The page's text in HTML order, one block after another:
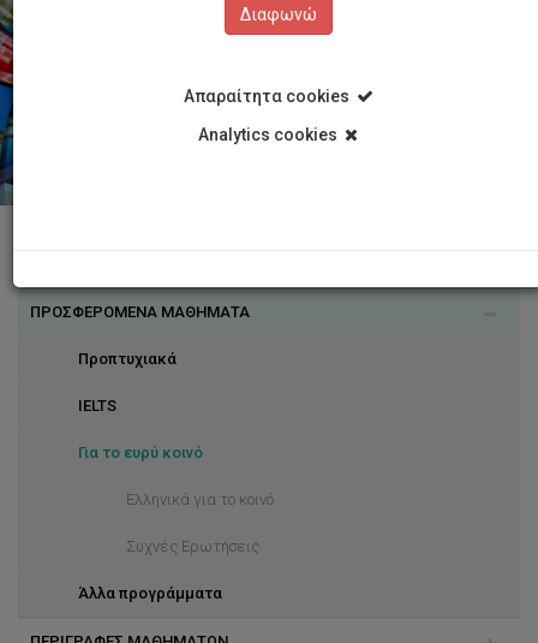
Γλωσσική Πολιτική
ΠΡΟΣΦΕΡΟΜΕΝΑ ΜΑΘΗΜΑΤΑ
Προπτυχιακά
IELTS
Για το ευρύ κοινό
Ελληνικά για το κοινό
Συχνές Ερωτήσεις
Άλλα προγράμματα
Διαφωνώ
Απαραίτητα cookies
Analytics cookies